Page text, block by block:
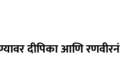
दीपिका आणि रणवीरनं